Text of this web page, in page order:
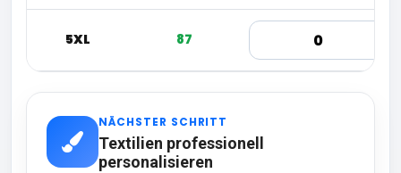
5XL 87
NÄCHSTER SCHRITT
Textilien professionell
personalisieren